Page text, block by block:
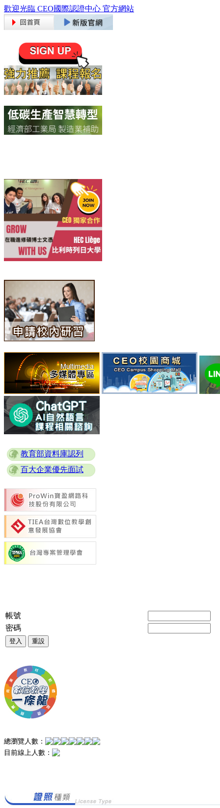
歡迎光臨 CEO國際認證中心 官方網站
教育部資料庫認列
百大企業優先面試
帳號
密碼
登入 重設
總瀏覽人數：
目前線上人數：